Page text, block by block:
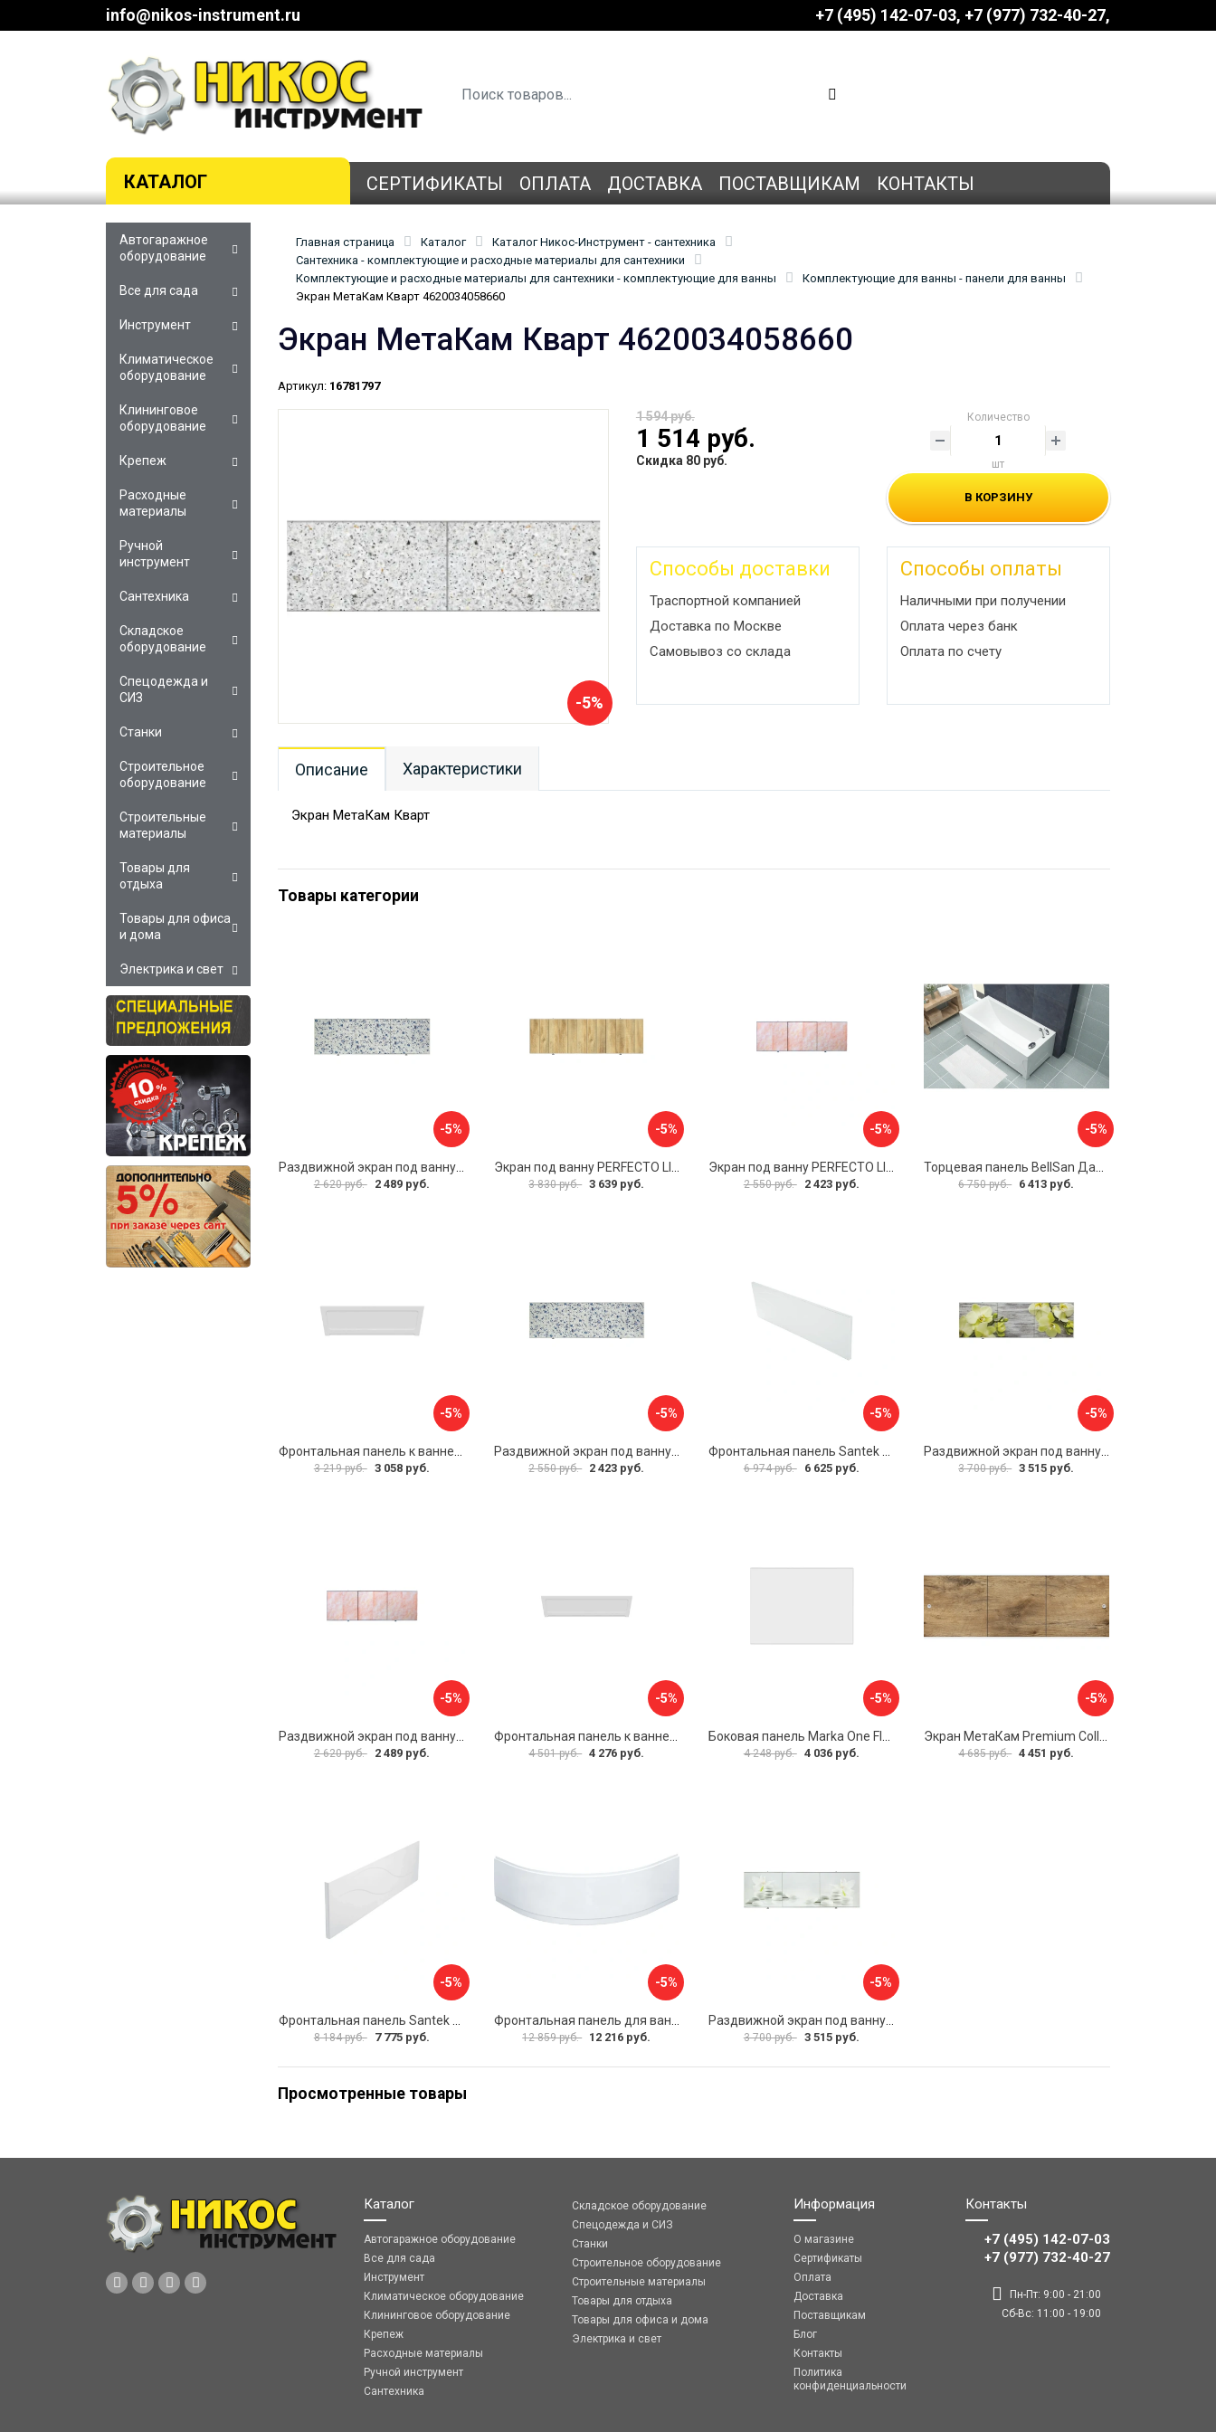
info@nikos-instrument.ru +7 (495) 142-07-03 ‎‎+7 (977) 732-40-27
КАТАЛОГ СЕРТИФИКАТЫ ОПЛАТА ДОСТАВКА ПОСТАВЩИКАМ КОНТАКТЫ
Главная страница Каталог
Каталог Никос-Инструмент - сантехника
Сантехника - комплектующие и расходные материалы для сантехники
Комплектующие и расходные материалы для сантехники - комплектующие для ванны
Комплектующие для ванны - панели для ванны
Экран МетаКам Кварт 4620034058660
Экран МетаКам Кварт 4620034058660
Артикул: 16781797
-5%
1 594 руб.
1 514 руб.
Скидка 80 руб.
Количество
шт
В КОРЗИНУ
Способы доставки
Траспортной компанией
Доставка по Москве
Самовывоз со склада
Способы оплаты
Наличными при получении
Оплата через банк
Оплата по счету
Описание Характеристики
Экран МетаКам Кварт
Товары категории
-5%
2 620 руб. 2 489 руб.
-5%
3 830 руб. 3 639 руб.
-5%
2 550 руб. 2 423 руб.
-5%
6 750 руб. 6 413 руб.
-5%
Фронтальная панель к ванне Мия Aquatek 00000089315
3 219 руб. 3 058 руб.
-5%
Раздвижной экран под ванну PERFECTO LINEA 36-001511
2 550 руб. 2 423 руб.
-5%
Фронтальная панель Santek 1.WH30.2.498 00000067322
6 974 руб. 6 625 руб.
-5%
Раздвижной экран под ванну PERFECTO LINEA 36-031509
3 700 руб. 3 515 руб.
-5%
2 620 руб. 2 489 руб.
-5%
4 501 руб. 4 276 руб.
-5%
4 248 руб. 4 036 руб.
-5%
4 685 руб. 4 451 руб.
-5%
8 184 руб. 7 775 руб.
-5%
12 859 руб. 12 216 руб.
-5%
3 700 руб. 3 515 руб.
Просмотренные товары
Автогаражное
оборудование
Все для сада
Инструмент
Климатическое
оборудование
Клининговое
оборудование
Крепеж
Расходные
материалы
Ручной
инструмент
Сантехника
Складское
оборудование
Спецодежда и
СИЗ
Станки
Строительное
оборудование
Строительные
материалы
Товары для
отдыха
Товары для офиса
и дома
Электрика и свет
Каталог
Автогаражное оборудование
Все для сада
Инструмент
Климатическое оборудование
Клининговое оборудование
Крепеж
Расходные материалы
Ручной инструмент
Сантехника
Складское оборудование
Спецодежда и СИЗ
Станки
Строительное оборудование
Строительные материалы
Товары для отдыха
Товары для офиса и дома
Электрика и свет
Информация
О магазине
Сертификаты
Оплата
Доставка
Поставщикам
Блог
Контакты
Политика
конфиденциальности
Контакты
+7 (495) 142-07-03
‎‎+7 (977) 732-40-27
Пн-Пт: 9:00 - 21:00
Сб-Вс: 11:00 - 19:00